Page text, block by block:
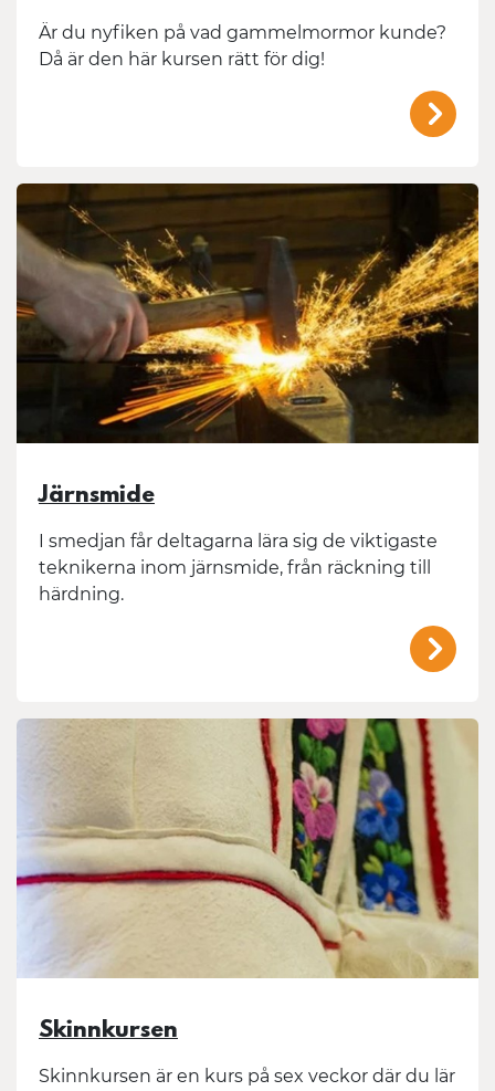
Är du nyfiken på vad gammelmormor kunde?
Då är den här kursen rätt för dig!
/
Järnsmide
I smedjan får deltagarna lära sig de viktigaste
teknikerna inom järnsmide, från räckning till
härdning.
/
Skinnkursen
Skinnkursen är en kurs på sex veckor där du lär